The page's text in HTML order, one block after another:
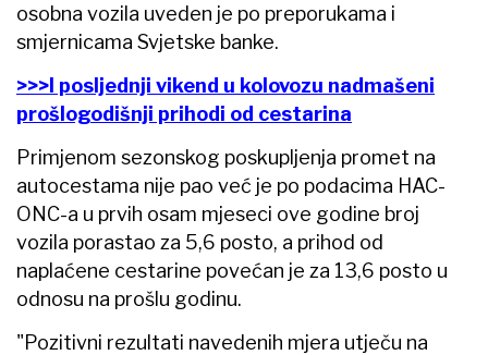
osobna vozila uveden je po preporukama i
smjernicama Svjetske banke.
>>>I posljednji vikend u kolovozu nadmašeni
prošlogodišnji prihodi od cestarina
Primjenom sezonskog poskupljenja promet na
autocestama nije pao već je po podacima HAC-
ONC-a u prvih osam mjeseci ove godine broj
vozila porastao za 5,6 posto, a prihod od
naplaćene cestarine povećan je za 13,6 posto u
odnosu na prošlu godinu.
"Pozitivni rezultati navedenih mjera utječu na